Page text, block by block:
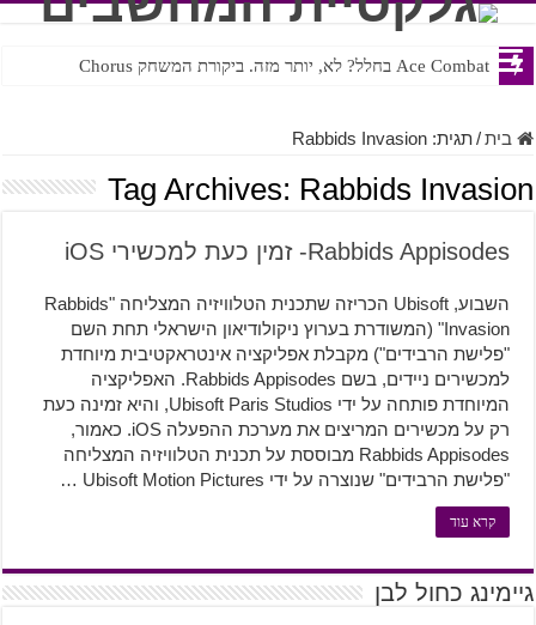
Ace Combat בחלל? לא, יותר מזה. ביקורת המשחק Chorus
Steven Universe והשירים שתורגמו בצורה נוראית לעברית
בית/תגית:Rabbids Invasion
Tag Archives: Rabbids Invasion
Rabbids Appisodes- זמין כעת למכשירי iOS
השבוע, Ubisoft הכריזה שתכנית הטלוויזיה המצליחה "Rabbids
Invasion" (המשודרת בערוץ ניקולודיאון הישראלי תחת השם
"פלישת הרבידים") מקבלת אפליקציה אינטראקטיבית מיוחדת
למכשירים ניידים, בשם Rabbids Appisodes. האפליקציה
המיוחדת פותחה על ידי Ubisoft Paris Studios, והיא זמינה כעת
רק על מכשירים המריצים את מערכת ההפעלה iOS. כאמור,
Rabbids Appisodes מבוססת על תכנית הטלוויזיה המצליחה
"פלישת הרבידים" שנוצרה על ידי Ubisoft Motion Pictures …
קרא עוד
גיימינג כחול לבן